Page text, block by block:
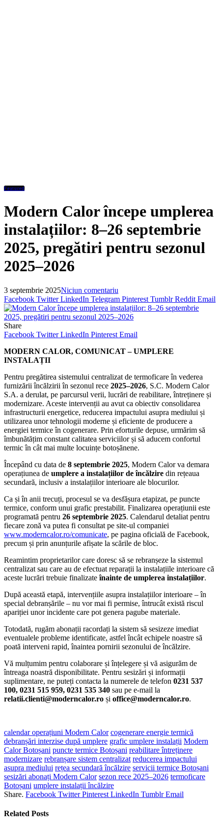
Featured
Modern Calor începe umplerea
instalațiilor: 8–26 septembrie
2025, pregătiri pentru sezonul
2025–2026
3 septembrie 2025Niciun comentariu
Facebook Twitter LinkedIn Telegram Pinterest Tumblr Reddit Email
Share
Facebook Twitter LinkedIn Pinterest Email
MODERN CALOR, COMUNICAT – UMPLERE
INSTALAȚII
Pentru pregătirea sistemului centralizat de termoficare în vederea
furnizării încălzirii în sezonul rece 2025–2026, S.C. Modern Calor
S.A. a derulat, pe parcursul verii, lucrări de reabilitare, întreținere și
modernizare. Aceste intervenții au avut ca obiectiv consolidarea
infrastructurii energetice, reducerea impactului asupra mediului și
utilizarea unor tehnologii moderne și eficiente de producere a
energiei termice în cogenerare. Prin eforturile depuse, urmărim să
îmbunătățim constant calitatea serviciilor și să aducem confortul
termic în cât mai multe locuințe botoșănene.
Începând cu data de 8 septembrie 2025, Modern Calor va demara
operațiunea de umplere a instalațiilor de încălzire din rețeaua
secundară, inclusiv a instalațiilor interioare ale blocurilor.
Ca și în anii trecuți, procesul se va desfășura etapizat, pe puncte
termice, conform unui grafic prestabilit. Finalizarea operațiunii este
programată pentru 26 septembrie 2025. Calendarul detaliat pentru
fiecare zonă va putea fi consultat pe site-ul companiei
www.moderncalor.ro/comunicate, pe pagina oficială de Facebook,
precum și prin anunțurile afișate la scările de bloc.
Reamintim proprietarilor care doresc să se rebranșeze la sistemul
centralizat sau care au de efectuat reparații la instalațiile interioare că
aceste lucrări trebuie finalizateînainte de umplerea instalațiilor.
După această etapă, intervențiile asupra instalațiilor interioare – în
special debranșările – nu vor mai fi permise, întrucât există riscul
apariției unor incidente care pot genera pagube materiale.
Totodată, rugăm abonații racordați la sistem să sesizeze imediat
eventualele probleme identificate, astfel încât echipele noastre să
poată interveni rapid, înaintea pornirii sezonului de încălzire.
Vă mulțumim pentru colaborare și înțelegere și vă asigurăm de
întreaga noastră disponibilitate. Pentru sesizări și informații
suplimentare, ne puteți contacta la numerele de telefon 0231 537
100, 0231 515 959, 0231 535 340 sau pe e-mail la
relatii.clienti@moderncalor.ro și office@moderncalor.ro.
calendar operațiuni Modern Calor cogenerare energie termică
debranșări interzise după umplere grafic umplere instalații Modern
Calor Botoșani puncte termice Botoșani reabilitare întreținere
modernizare rebranșare sistem centralizat reducerea impactului
asupra mediului rețea secundară încălzire servicii termice Botoșani
sesizări abonați Modern Calor sezon rece 2025–2026 termoficare
Botoșani umplere instalații încălzire
Share. Facebook Twitter Pinterest LinkedIn Tumblr Email
Related Posts